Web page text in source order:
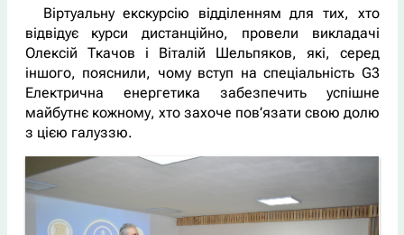
Віртуальну екскурсію відділенням для тих, хто
відвідує курси дистанційно, провели викладачі
Олексій Ткачов і Віталій Шельпяков, які, серед
іншого, пояснили, чому вступ на спеціальність G3
Електрична енергетика забезпечить успішне
майбутнє кожному, хто захоче пов’язати свою долю
з цією галуззю.